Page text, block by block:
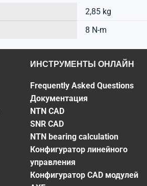
2,85 kg
8 N-m
ИНСТРУМЕНТЫ ОНЛАЙН
Frequently Asked Questions
Документация
NTN CAD
SNR CAD
NTN bearing calculation
Конфигуратор линейного
управления
Конфигуратор CAD модулей